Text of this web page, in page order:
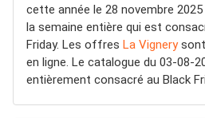
cette année le 28 novembre
la semaine entière qui est
Friday. Les offres La Vignerysont
en ligne. Le catalogue du 03-08-
entièrement consacré au Black